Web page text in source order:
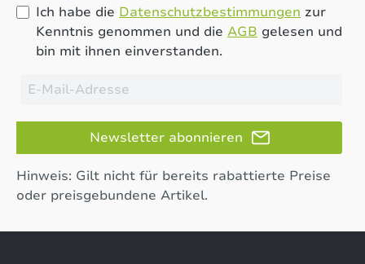
Ich habe die Datenschutzbestimmungen zur
Kenntnis genommen und die AGB gelesen und
bin mit ihnen einverstanden.
Newsletter abonnieren
Hinweis: Gilt nicht für bereits rabattierte Preise
oder preisgebundene Artikel.